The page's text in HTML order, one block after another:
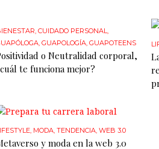
, CUIDADO PERSONAL,
, GUAPOLOGÍA, GUAPOTEENS
o Neutralidad corporal,
te funciona mejor?
, MODA, TENDENCIA, WEB 3.0
y moda en la web 3.0